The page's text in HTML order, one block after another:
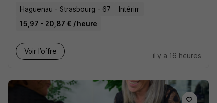
Haguenau - Strasbourg - 67
Intérim
15,97 - 20,87 € / heure
Voir l’offre
il y a 16 heures